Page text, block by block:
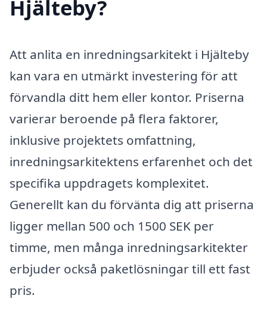
Hjälteby?
Att anlita en inredningsarkitekt i Hjälteby
kan vara en utmärkt investering för att
förvandla ditt hem eller kontor. Priserna
varierar beroende på flera faktorer,
inklusive projektets omfattning,
inredningsarkitektens erfarenhet och det
specifika uppdragets komplexitet.
Generellt kan du förvänta dig att priserna
ligger mellan 500 och 1500 SEK per
timme, men många inredningsarkitekter
erbjuder också paketlösningar till ett fast
pris.